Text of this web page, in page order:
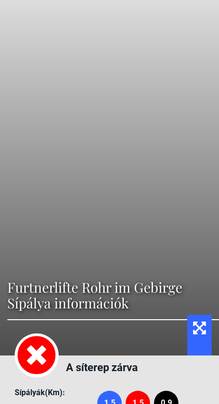
Furtnerlifte Rohr im Gebirge
Sípálya információk
A síterep zárva
Sípályák(Km):